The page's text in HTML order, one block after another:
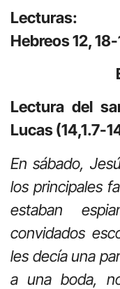
Lecturas:
Hebreos 12,
Lectura del
Lucas (14,1.7-
En sábado,
los principales
estaban
convidados
les decía una
a una boda,